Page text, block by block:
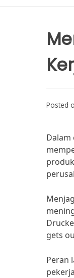
Posted
Dalam
gets
Peran